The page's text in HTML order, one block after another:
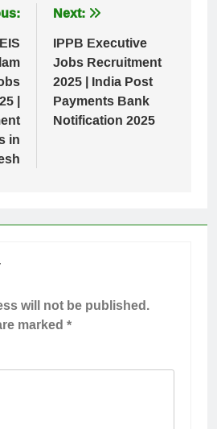
|
in
Next:
IPPB Executive
Jobs Recruitment
2025 | India Post
Payments Bank
Notification 2025
will not be published.
marked*